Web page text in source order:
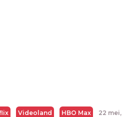
Videoland HBO Max 22 mei,